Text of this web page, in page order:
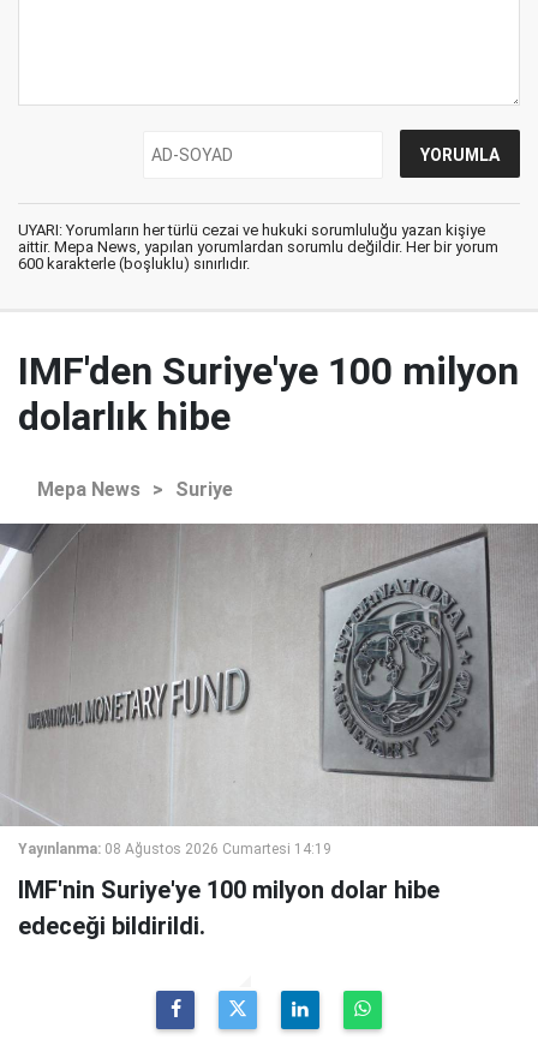
UYARI: Yorumların her türlü cezai ve hukuki sorumluluğu yazan kişiye
aittir. Mepa News, yapılan yorumlardan sorumlu değildir. Her bir yorum
600 karakterle (boşluklu) sınırlıdır.
IMF'den Suriye'ye 100 milyon
dolarlık hibe
Mepa News > Suriye
Yayınlanma: 08 Ağustos 2026 Cumartesi 14:19
IMF'nin Suriye'ye 100 milyon dolar hibe
edeceği bildirildi.